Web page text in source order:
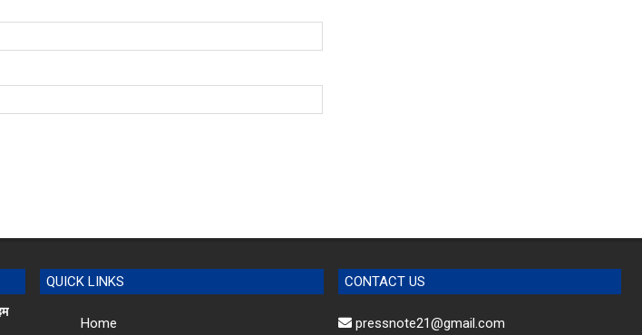
QUICK LINKS
Home
CONTACT US
pressnote21@gmail.com